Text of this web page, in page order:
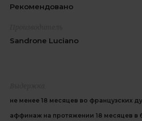
Рекомендовано
Sandrone Luciano
не менее 18 месяцев во французских
аффинаж на протяжении 18 месяцев в